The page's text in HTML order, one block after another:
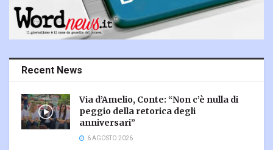
Recent News
Via d’Amelio, Conte: “Non c’è nulla di
peggio della retorica degli
anniversari”
6 AGOSTO 2026